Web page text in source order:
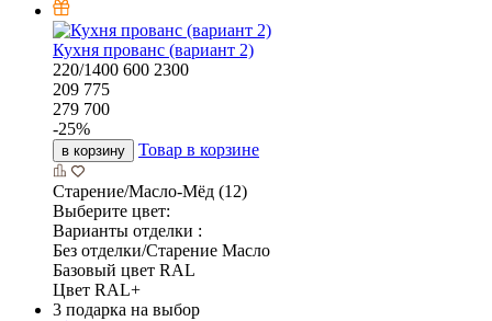
Кухня прованс (вариант 2)
220/1400 600 2300
209 775
279 700
-25%
в корзину Товар в корзине
Старение/Масло-Мёд (12)
Выберите цвет:
Варианты отделки :
Без отделки/Старение Масло
Базовый цвет RAL
Цвет RAL+
3 подарка на выбор